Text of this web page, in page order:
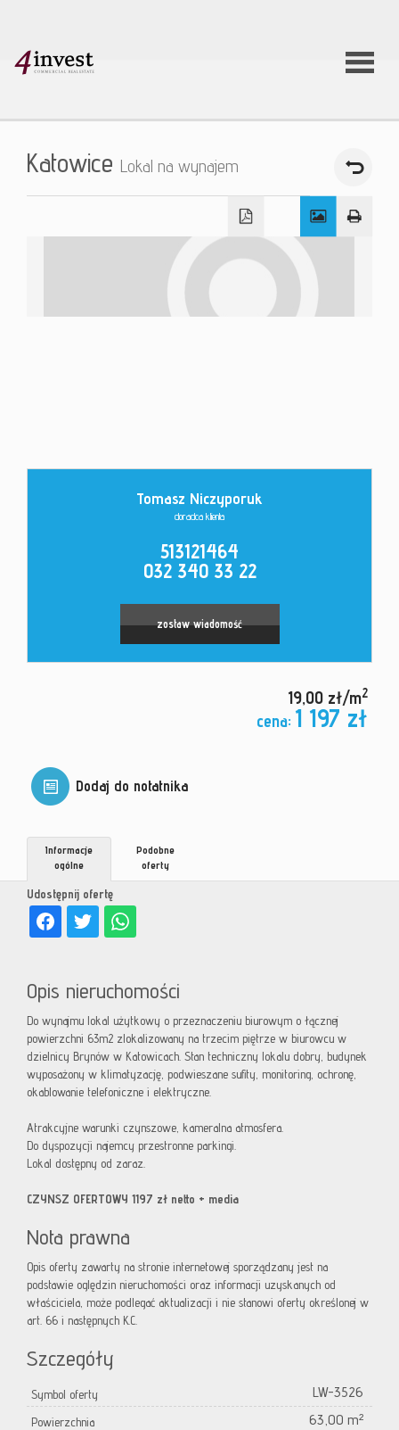
O firmie
Katowice Lokal na wynajem
Tomasz Niczyporuk
doradca klienta
513121464
032 340 33 22
zostaw wiadomość
19,00 zł/m2
cena: 1 197 zł
Dodaj do notatnika
Udostępnij ofertę
Informacje
ogólne
Podobne
oferty
Opis nieruchomości
Do wynajmu lokal użytkowy o przeznaczeniu biurowym o łącznej
powierzchni 63m2 zlokalizowany na trzecim piętrze w biurowcu w
dzielnicy Brynów w Katowicach. Stan techniczny lokalu dobry, budynek
wyposażony w klimatyzację, podwieszane sufity, monitoring, ochronę,
okablowanie telefoniczne i elektryczne.
Atrakcyjne warunki czynszowe, kameralna atmosfera.
Do dyspozycji najemcy przestronne parkingi.
Lokal dostępny od zaraz.
CZYNSZ OFERTOWY 1197 zł netto + media
Nota prawna
Opis oferty zawarty na stronie internetowej sporządzany jest na
podstawie oględzin nieruchomości oraz informacji uzyskanych od
właściciela, może podlegać aktualizacji i nie stanowi oferty określonej w
art. 66 i następnych K.C.
Szczegóły
Symbol oferty LW-3526
Powierzchnia 63,00 m²